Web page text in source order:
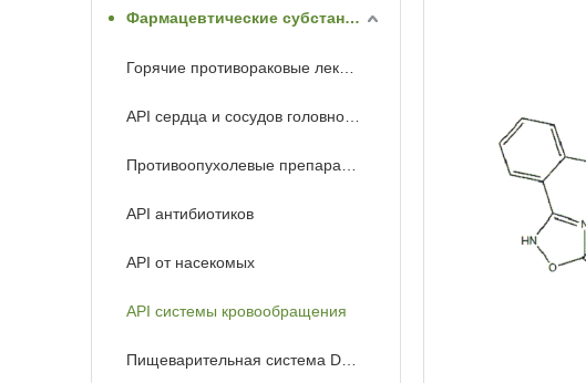
Фармацевтические субстанции API
API антибиотиков
API от насекомых
API системы кровообращения